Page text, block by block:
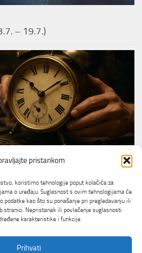
pristankom
koristimo tehnologije poput kolačića za
o uređaju. Suglasnost s ovim tehnologijama će
podatke kao što su ponašanje pri pregledavanju ili
stranici. Nepristanak ili povlačenje suglasnosti
karakteristike i funkcije.
Prihvati
– 19.7.)